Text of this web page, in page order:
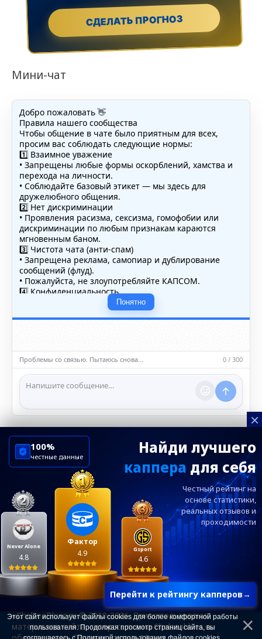
СДЕЛАТЬ ПРОГНОЗ
Мини-чат
Добро пожаловать 👋
Правила нашего сообщества
Чтобы общение в чате было приятным для всех,
просим вас соблюдать следующие нормы:
1️⃣ Взаимное уважение
• Запрещены любые формы оскорблений, хамства и
перехода на личности.
• Соблюдайте базовый этикет — мы здесь для
дружелюбного общения.
2️⃣ Нет дискриминации
• Проявления расизма, сексизма, гомофобии или
дискриминации по любым признакам караются
мгновенным баном.
3️⃣ Чистота чата (анти-спам)
• Запрещена реклама, самопиар и дублирование
сообщений (флуд).
• Пожалуйста, не злоупотребляйте КАПСОМ.
4️⃣ Конфиденциальность
• Не публикуйте личные данные — свои или чужие
(телефоны, адреса, документы).
5️⃣ Уместность контента
насилию.
ℹ️ Модераторы и администраторы вправе удалять
сообщения и ограничивать доступ к чату при
нарушении правил.
Понятно
Проблемы со связью. Пытаюсь снова… 0 / 300
×
Найди лучшего
каппера для себя
Честный рейтинг на
основе статистики,
реальныхотзывов и
проходимости
Перейти к рейтингу капперов→
Фактор
4.9
Never Alone
4.8
Gsport
4.6
100%
честные данные
ChelseaBluesRu
ФК Челси
Посетителям
Информация
Ежевечерний дайджест главных новостей от
редакции ChelseaBlues.ru — подписывайтесь!
«ChelseaBlues.ru © 2010-2026. При использовании
материалов сайта, гиперссылка на Chelseablues.ru
Этот сайт использует файлы cookies для более комфортной работы
пользователя. Продолжая просмотр страниц сайта, вы